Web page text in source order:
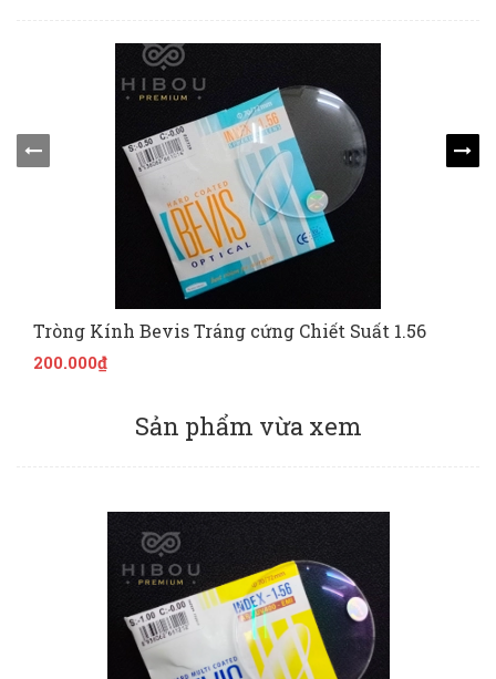
Tròng Kính Bevis Tráng cứng Chiết Suất 1.56
200.000₫
Sản phẩm vừa xem